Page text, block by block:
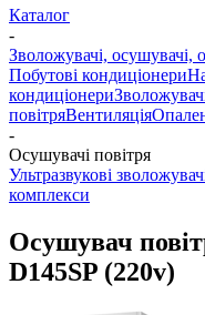
Каталог
-
Зволожувачі, осушувачі,
Побутові кондиціонери
кондиціонери
повітряВентиляція
-
Осушувачі повітря
Ультразвукові
комплекси
Осушувач
D145SP (220v)